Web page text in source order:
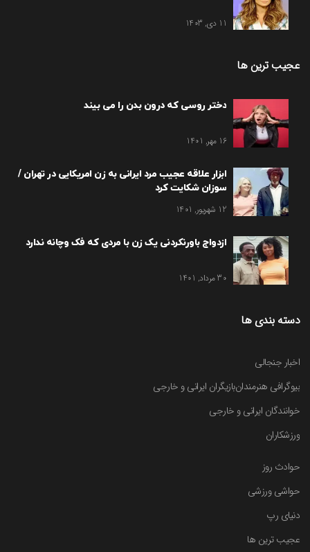
11 دی, 1403
عجیب ترین ها
دختر روسی که درون بدن را می بیند
16 مهر, 1401
ابزار علاقه عجیب مرد ایرانی به زن امریکایی در تهران /
سوزان شکایت کرد
12 شهریور, 1401
ازدواج باورنکردنی یک زن با مردی که فک وچانه ندارد
30 مرداد, 1401
دسته بندی ها
اخبار جنجالی
بیوگرافی هنرمندانبازیگران ایرانی و خارجی
خوانندگان ایرانی و خارجی
ورزشکاران
حوادث روز
حواشی ورزشی
دنیای رپ
عجیب ترین ها